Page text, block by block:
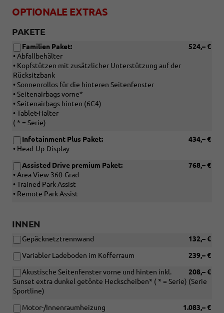
OPTIONALE EXTRAS
PAKETE
524,– €
Familien Paket:
• Abfallbehälter
• Kopfstützen mit zusätzlicher Unterstützung auf der
Rücksitzbank
• Sonnenrollos für die hinteren Seitenfenster
• Seitenairbags vorne*
• Seitenairbags hinten (6C4)
• Tablet-Halter
( * = Serie)
434,– €
Infotainment Plus Paket:
• Head-Up-Display
768,– €
Assisted Drive premium Paket:
• Area View 360-Grad
• Trained Park Assist
• Remote Park Assist
INNEN
132,– €
Gepäcknetztrennwand
239,– €
Variabler Ladeboden im Kofferraum
208,– €
Akustische Seitenfenster vorne und hinten inkl.
Sunset extra dunkel getönte Heckscheiben* ( * = Serie) (Serie
Sportline)
1.083,– €
Motor-/Innenraumheizung